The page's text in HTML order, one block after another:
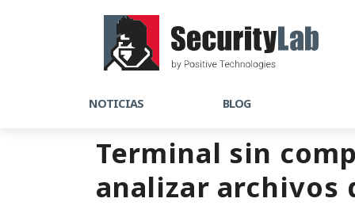
NOTICIAS BLOG
Terminal sin
analizar archivos